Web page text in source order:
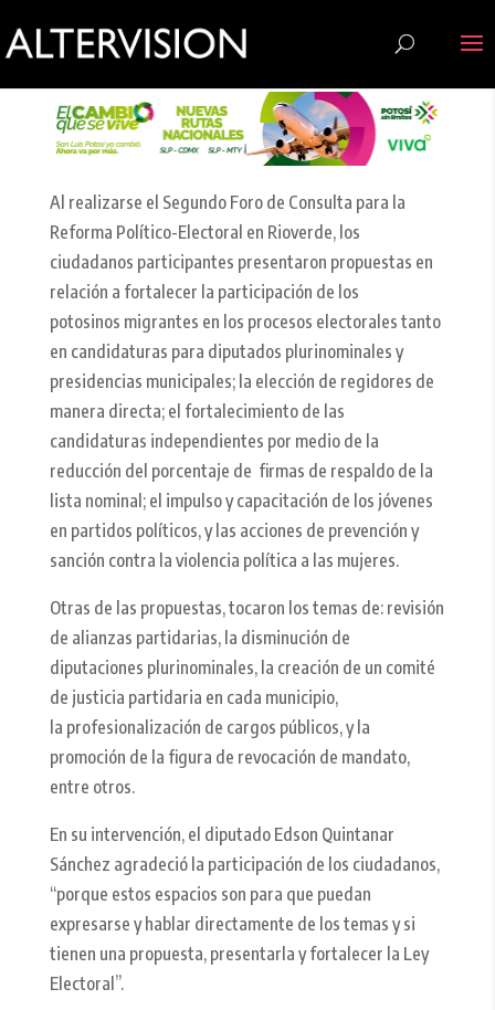
Al realizarse el Segundo Foro de Consulta para la
Reforma Político-Electoral en Rioverde, los
ciudadanos participantes presentaron propuestas en
relación a fortalecer la participación de los
potosinos migrantes en los procesos electorales tanto
en candidaturas para diputados plurinominales y
presidencias municipales; la elección de regidores de
manera directa; el fortalecimiento de las
candidaturas independientes por medio de la
reducción del porcentaje de firmas de respaldo de la
lista nominal; el impulso y capacitación de los jóvenes
en partidos políticos, y las acciones de prevención y
sanción contra la violencia política a las mujeres.
Otras de las propuestas, tocaron los temas de: revisión
de alianzas partidarias, la disminución de
diputaciones plurinominales, la creación de un comité
de justicia partidaria en cada municipio,
la profesionalización de cargos públicos, y la
promoción de la figura de revocación de mandato,
entre otros.
En su intervención, el diputado Edson Quintanar
Sánchez agradeció la participación de los ciudadanos,
“porque estos espacios son para que puedan
expresarse y hablar directamente de los temas y si
tienen una propuesta, presentarla y fortalecer la Ley
Electoral”.